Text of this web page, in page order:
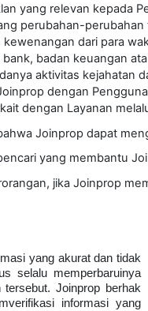
yang relevan kepada
perubahan-
dari para
badan keuangan
aktivitas kejahatan
dengan
dengan Layanan
Joinprop dapat
yang membantu
jika Joinprop
yang akurat dan tidak
selalu memperbaruinya
tersebut. Joinprop berhak
informasi yang